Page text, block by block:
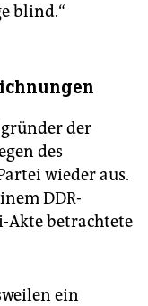
blind.“
der
des
wieder aus.
DDR-
Akte betrachtete
ein